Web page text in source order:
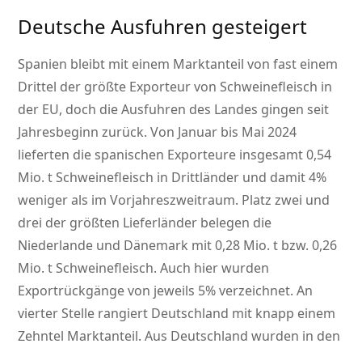
Deutsche Ausfuhren gesteigert
Spanien bleibt mit einem Marktanteil von fast einem
Drittel der größte Exporteur von Schweinefleisch in
der EU, doch die Ausfuhren des Landes gingen seit
Jahresbeginn zurück. Von Januar bis Mai 2024
lieferten die spanischen Exporteure insgesamt 0,54
Mio. t Schweinefleisch in Drittländer und damit 4%
weniger als im Vorjahreszweitraum. Platz zwei und
drei der größten Lieferländer belegen die
Niederlande und Dänemark mit 0,28 Mio. t bzw. 0,26
Mio. t Schweinefleisch. Auch hier wurden
Exportrückgänge von jeweils 5% verzeichnet. An
vierter Stelle rangiert Deutschland mit knapp einem
Zehntel Marktanteil. Aus Deutschland wurden in den